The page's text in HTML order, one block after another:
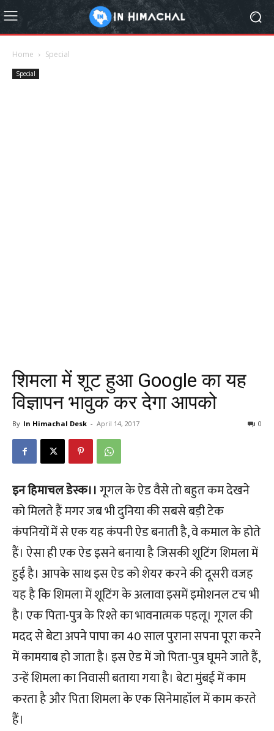
Home Special
Special
शिमला में शूट हुआ Google का यह
विज्ञापन भावुक कर देगा आपको
By In Himachal Desk - April 14, 2017 0
इन हिमाचल डेस्क।।गूगल के ऐड वैसे तो बहुत कम देखने
को मिलते हैं मगर जब भी दुनिया की सबसे बड़ी टेक
कंपनियों में से एक यह कंपनी ऐड बनाती है, वे कमाल के होते
हैं। ऐसा ही एक ऐड इसने बनाया है जिसकी शूटिंग शिमला में
हुई है। आपके साथ इस ऐड को शेयर करने की दूसरी वजह
यह है कि शिमला में शूटिंग के अलावा इसमें इमोशनल टच भी
है। एक पिता-पुत्र के रिश्ते का भावनात्मक पहलू। गूगल की
मदद से बेटा अपने पापा का 40 साल पुराना सपना पूरा करने
में कामयाब हो जाता है। इस ऐड में जो पिता-पुत्र घूमने जाते हैं,
उन्हें शिमला का निवासी बताया गया है। बेटा मुंबई में काम
करता है और पिता शिमला के एक सिनेमाहॉल में काम करते
हैं।